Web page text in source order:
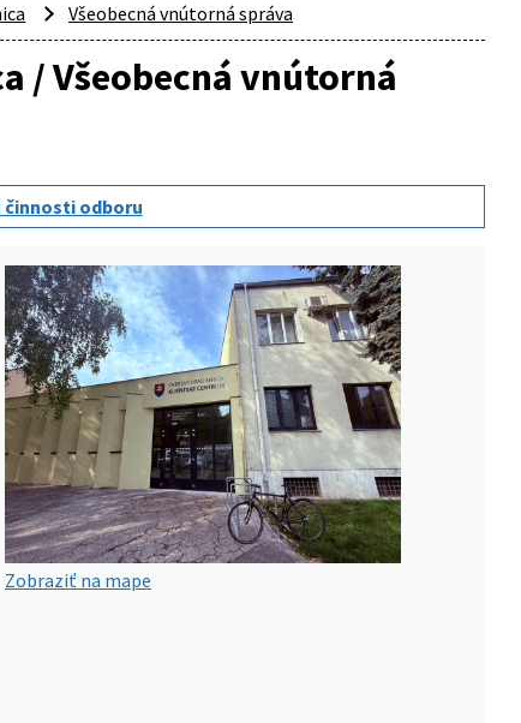
Všeobecná vnútorná správa
/ Všeobecná vnútorná
činnosti odboru
Zobraziť na mape